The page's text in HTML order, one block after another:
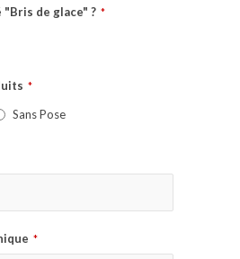
"Bris de glace" ? *
*
Sans Pose
*